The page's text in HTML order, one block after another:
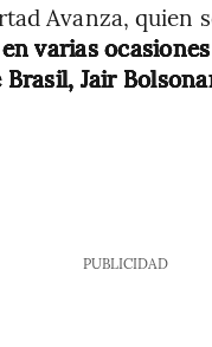
Avanza, quien
varias
Jair
PUBLICIDAD